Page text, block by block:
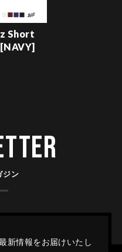
Short
ジン
新情報をお届けいたし